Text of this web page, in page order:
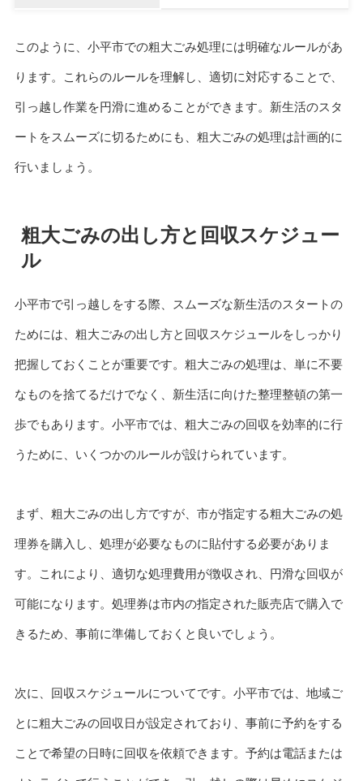
このように、小平市での粗大ごみ処理には明確なルールがあ
ります。これらのルールを理解し、適切に対応することで、
引っ越し作業を円滑に進めることができます。新生活のスタ
ートをスムーズに切るためにも、粗大ごみの処理は計画的に
行いましょう。
粗大ごみの出し方と回収スケジュー
ル
小平市で引っ越しをする際、スムーズな新生活のスタートの
ためには、粗大ごみの出し方と回収スケジュールをしっかり
把握しておくことが重要です。粗大ごみの処理は、単に不要
なものを捨てるだけでなく、新生活に向けた整理整頓の第一
歩でもあります。小平市では、粗大ごみの回収を効率的に行
うために、いくつかのルールが設けられています。
まず、粗大ごみの出し方ですが、市が指定する粗大ごみの処
理券を購入し、処理が必要なものに貼付する必要がありま
す。これにより、適切な処理費用が徴収され、円滑な回収が
可能になります。処理券は市内の指定された販売店で購入で
きるため、事前に準備しておくと良いでしょう。
次に、回収スケジュールについてです。小平市では、地域ご
とに粗大ごみの回収日が設定されており、事前に予約をする
ことで希望の日時に回収を依頼できます。予約は電話または